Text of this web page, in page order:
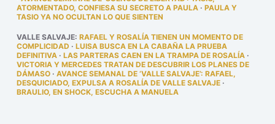
ATORMENTADO, CONFIESA SU SECRETO A PAULA· PAULA Y
TASIO YA NO OCULTAN LO QUE SIENTEN
VALLE SALVAJE: RAFAEL Y ROSALÍA TIENEN UN MOMENTO DE
COMPLICIDAD · LUISA BUSCA EN LA CABAÑA LA PRUEBA
DEFINITIVA· LAS PARTERAS CAEN EN LA TRAMPA DE ROSALÍA·
VICTORIA Y MERCEDES TRATAN DE DESCUBRIR LOS PLANES DE
DÁMASO· AVANCE SEMANAL DE ‘VALLE SALVAJE’: RAFAEL,
DESQUICIADO, EXPULSA A ROSALÍA DE VALLE SALVAJE·
BRAULIO, EN SHOCK, ESCUCHA A MANUELA